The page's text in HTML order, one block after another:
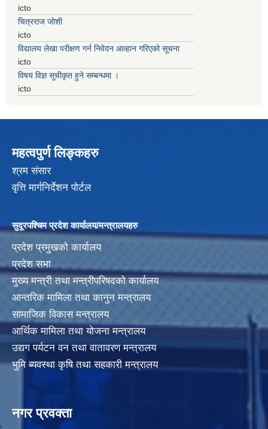
icto
चित्रराज जोशी
icto
विद्यालय लेखा परीक्षण गर्न निवेदन आव्हान गरिएको सूचना
icto
विषय विज्ञ सूचीकृत हुने सम्बन्धमा ।
icto
महत्वपुर्ण लिङ्कहरु
श्रम संसार
वृत्ति मार्गनिर्देशन पोर्टल
सुदूरपश्चिम प्रदेश कार्यालय/मन्त्रालयहरु
प्रदेश प्रमुखको कार्यालय
प्रदेश सभा
मुख्य मन्त्री तथा मन्त्रीपरिषदको कार्यालय
आन्तरिक मामिला तथा कानुन मन्त्रालय
सामाजिक विकास मन्त्रालय
आर्थिक मामिला तथा योजना मन्त्रालय
उद्यग पर्यटन वन तथा वातावरण मन्त्रालय
भुमि ब्यवस्था कृषि तथा सहकारी मन्त्रालय
नगर प्रवक्ता